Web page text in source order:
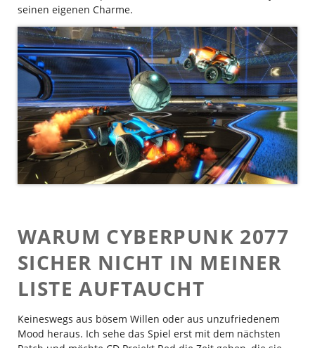
seinen eigenen Charme.
WARUM CYBERPUNK 2077
SICHER NICHT IN MEINER
LISTE AUFTAUCHT
Keineswegs aus bösem Willen oder aus unzufriedenem
Mood heraus. Ich sehe das Spiel erst mit dem nächsten